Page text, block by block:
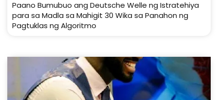
Paano Bumubuo ang Deutsche Welle ng Istratehiya
para sa Madla sa Mahigit 30 Wika sa Panahon ng
Pagtuklas ng Algoritmo